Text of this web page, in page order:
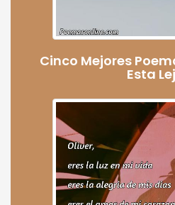
Cinco Mejores
Esta